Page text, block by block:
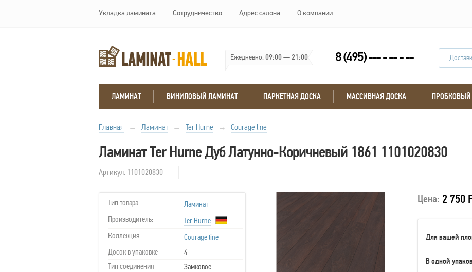
Укладка ламината Сотрудничество Адрес салона О компании
Ежедневно:09:00—21:00 8 (495) --- - -- - --
ЛАМИНАТ ВИНИЛОВЫЙ ЛАМИНАТ ПАРКЕТНАЯ ДОСКА МАССИВНАЯ ДОСКА ПРОБКОВЫЙ
Главная → Ламинат → Ter Hurne → Courage line
Ламинат Ter Hurne Дуб Латунно-Коричневый 1861 1101020830
Артикул: 1101020830
Тип товара:
Ламинат
Производитель:
Ter Hurne
Коллекция:
Courage line
Досок в упаковке
4
Тип соединения
Замковое
Цена: 2 750
Для вашей
В одной